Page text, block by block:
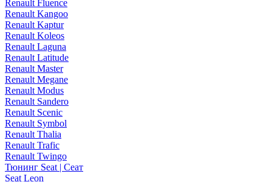
Renault Fluence
Renault Kangoo
Renault Kaptur
Renault Koleos
Renault Laguna
Renault Latitude
Renault Master
Renault Megane
Renault Modus
Renault Sandero
Renault Scenic
Renault Symbol
Renault Thalia
Renault Trafic
Renault Twingo
Тюнинг Seat | Сеат
Seat Leon